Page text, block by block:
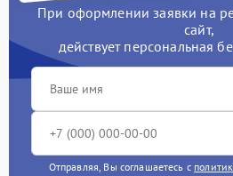
При оформлении заявки на
сайт,
действует персональная
Отправляя, Вы соглашаетесь с